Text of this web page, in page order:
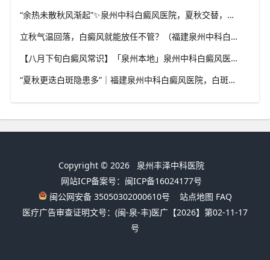
“余热未散秋风渐起”✨泉州中科白癜风医院，夏秋交替，白癜风患者饮食要多留心
立秋气温回落，白癜风就能放任不管？（福建泉州中科白癜风医院）这些误区要避开
【八月下旬白癜风常识】「泉州本地」泉州中科白癜风医院，换季调适，守护皮肤健康状态
“夏秋更迭白斑隐患多”｜福建泉州中科白癜风医院，白斑出现变化，切莫盲目自行处理
Copyright © 2026 泉州丰泽中科医院
网站ICP备案号：闽ICP备16024177号
闽公网安备 35050302000610号
站点地图 FAQ
医疗广告审查证明文号：(闽-泉-丰)医广【2026】第02-11-17
号